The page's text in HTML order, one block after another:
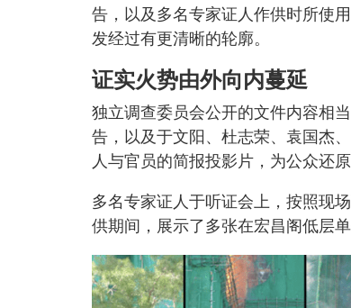
告，以及多名专家证人作供时所使
发经过有更清晰的轮廓。
证实火势由外向内蔓延
独立调查委员会公开的文件内容相
告，以及于文阳、杜志荣、袁国杰
人与官员的简报投影片，为公众还
多名专家证人于听证会上，按照现
供期间，展示了多张在宏昌阁低层